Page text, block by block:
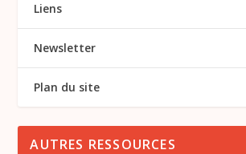
Liens
Newsletter
Plan du site
AUTRES RESSOURCES